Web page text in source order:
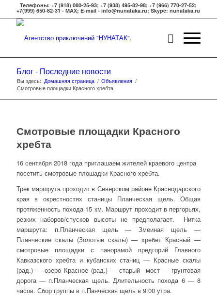
Телефоны: +7 (918) 080-25-93; +7 (938) 495-82-98; +7 (966) 770-27-52;
+7(999) 650-82-31 - MAX; E-mail - info@nunataka.ru; Skype: nunataka.ru
Блог - Последние новости
Вы здесь: Домашняя страница / Объявления /
Смотровые площадки Красного хребта
Смотровые площадки Красного
хребта
16 сентября 2018 года приглашаем жителей краевого центра
посетить смотровые плошадки Красного хребта.
Трек маршрута проходит в Северском районе Краснодарского
края в окрестностях станицы Планческая щель. Общая
протяженность похода 15 км. Маршрут проходит в пергорьях,
резких наборов/спусков высоты не предполагает. Нитка
маршрута: п.Планческая щель — Змеиная щель —
Планческие скалы (Золотые скалы) — хребет Красный —
смотровые площадки с панорамой предгорий Главного
Кавказского хребта и кубанских станиц — Красные скалы
(рад.) — озеро Красное (рад.) — старый мост — грунтовая
дорога — п.Планческая щель. Длительность похода 6 — 8
часов. Сбор группы в п.Панческая щель в 9:00 утра.